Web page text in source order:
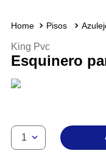
Pisos
King Pvc
Esquinero
1